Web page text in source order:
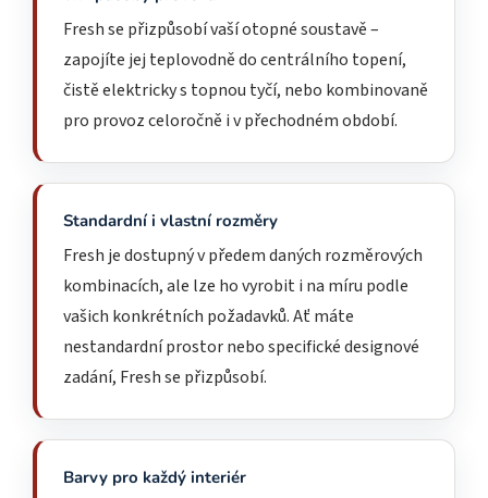
Fresh se přizpůsobí vaší otopné soustavě –
zapojíte jej teplovodně do centrálního topení,
čistě elektricky s topnou tyčí, nebo kombinovaně
pro provoz celoročně i v přechodném období.
Standardní i vlastní rozměry
Fresh je dostupný v předem daných rozměrových
kombinacích, ale lze ho vyrobit i na míru podle
vašich konkrétních požadavků. Ať máte
nestandardní prostor nebo specifické designové
zadání, Fresh se přizpůsobí.
Barvy pro každý interiér